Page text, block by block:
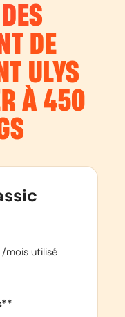
DE
ULYS
À 450
/mois utilisé